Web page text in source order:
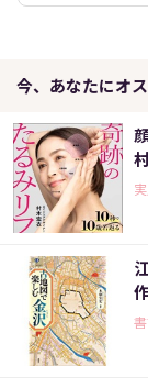
今、あなたにオ